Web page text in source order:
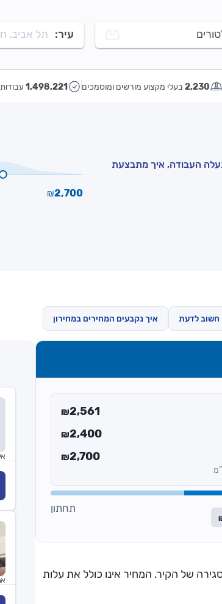
עיר: תל אביב,
2,230 בעלי מקצוע מורשים ומוסמכים 1,498,221
העבודה, איך מתבצעת
₪2,700
חשוב לדעת איך נקבעים המחירים במחירון
₪2,561
₪2,400
₪2,700
תחתון
של הקיר. המחיר אינו כולל את עלות